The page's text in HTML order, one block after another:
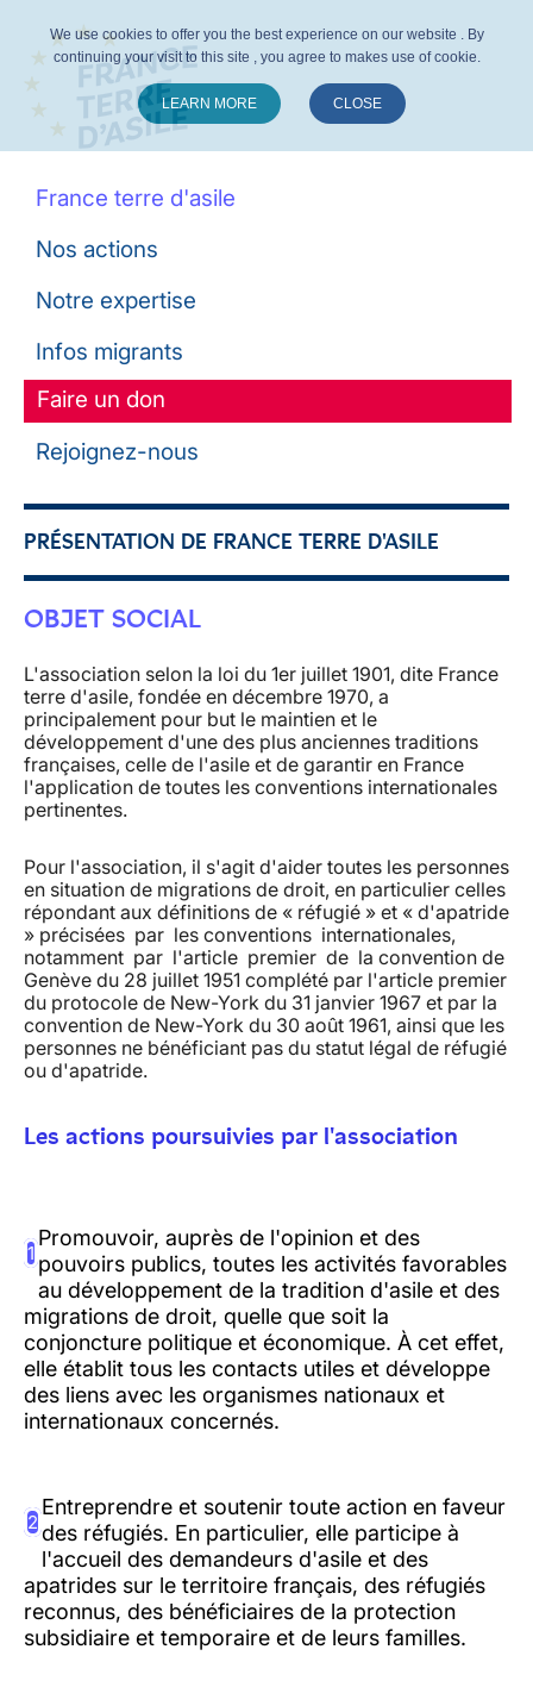
France terre d'asile
Nos actions
Notre expertise
Infos migrants
Faire un don
Rejoignez-nous
PRÉSENTATION DE FRANCE TERRE D'ASILE
OBJET SOCIAL
L'association selon la loi du 1er juillet 1901, dite France
terre d'asile, fondée en décembre 1970, a
principalement pour but le maintien et le
développement d'une des plus anciennes traditions
françaises, celle de l'asile et de garantir en France
l'application de toutes les conventions internationales
pertinentes.
Pour l'association, il s'agit d'aider toutes les personnes
en situation de migrations de droit, en particulier celles
répondant aux définitions de « réfugié » et « d'apatride
» précisées par les conventions internationales,
notamment par l'article premier de la convention de
Genève du 28 juillet 1951 complété par l'article premier
du protocole de New-York du 31 janvier 1967 et par la
convention de New-York du 30 août 1961, ainsi que les
personnes ne bénéficiant pas du statut légal de réfugié
ou d'apatride.
Les actions poursuivies par l'association
1
Promouvoir, auprès de l'opinion et des
pouvoirs publics, toutes les activités favorables
au développement de la tradition d'asile et des
migrations de droit, quelle que soit la
conjoncture politique et économique. À cet effet,
elle établit tous les contacts utiles et développe
des liens avec les organismes nationaux et
internationaux concernés.
2
Entreprendre et soutenir toute action en faveur
des réfugiés. En particulier, elle participe à
l'accueil des demandeurs d'asile et des
apatrides sur le territoire français, des réfugiés
reconnus, des bénéficiaires de la protection
subsidiaire et temporaire et de leurs familles.
We use cookies to offer you the best experience on our website . By
continuing your visit to this site , you agree to makes use of cookie.
LEARN MORE CLOSE